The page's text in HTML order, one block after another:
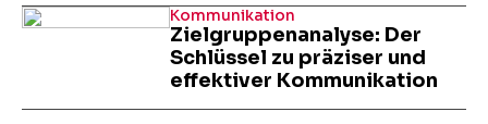
Zielgruppenanalyse: Der
Schlüssel zu präziser und
effektiver Kommunikation
Kommunikation